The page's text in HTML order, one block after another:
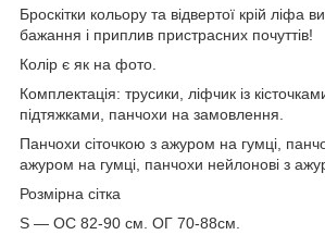
Броскітки кольору та відвертої крій ліфа
бажання і приплив пристрасних почуттів!
Колір є як на фото.
Комплектація: трусики, ліфчик із
підтяжками, панчохи на замовлення.
Панчохи сіточкою з ажуром на гумці,
ажуром на гумці, панчохи нейлонові з
Розмірна сітка
S — ОС 82-90 см. ОГ 70-88см.